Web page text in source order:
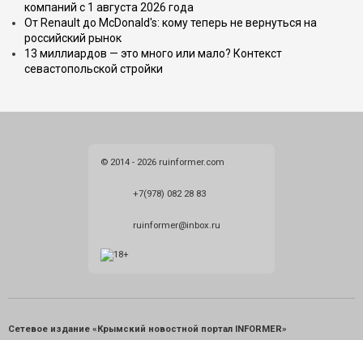
компаний с 1 августа 2026 года
От Renault до McDonald's: кому теперь не вернуться на
российский рынок
13 миллиардов — это много или мало? Контекст
севастопольской стройки
© 2014 - 2026 ruinformer.com
+7(978) 082 28 83
ruinformer@inbox.ru
Сетевое издание «Крымский новостной портал INFORMER»